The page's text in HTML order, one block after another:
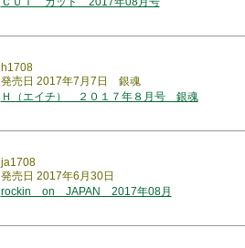
h1708
発売日 2017年7月7日 銀魂
Ｈ（エイチ） ２０１７年８月号 銀魂
ja1708
発売日 2017年6月30日
rockin on JAPAN 2017年08月